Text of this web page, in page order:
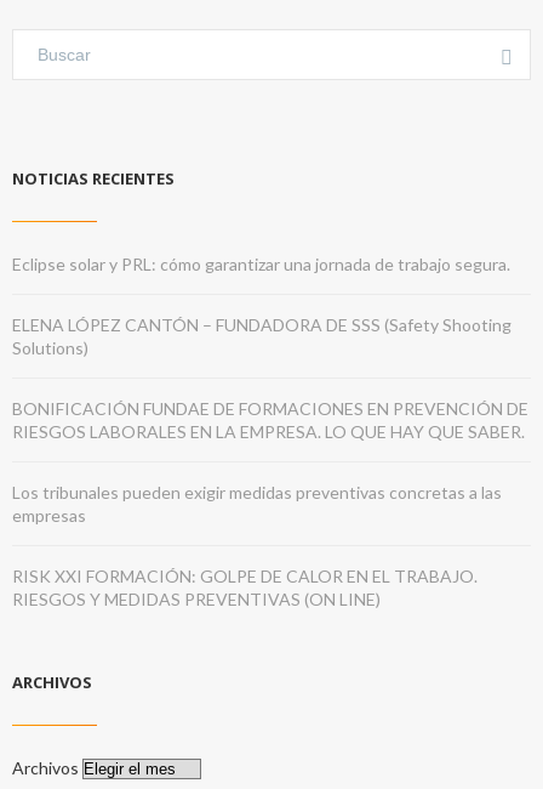
NOTICIAS RECIENTES
Eclipse solar y PRL: cómo garantizar una jornada de trabajo segura.
ELENA LÓPEZ CANTÓN – FUNDADORA DE SSS (Safety Shooting
Solutions)
BONIFICACIÓN FUNDAE DE FORMACIONES EN PREVENCIÓN DE
RIESGOS LABORALES EN LA EMPRESA. LO QUE HAY QUE SABER.
Los tribunales pueden exigir medidas preventivas concretas a las
empresas
RISK XXI FORMACIÓN: GOLPE DE CALOR EN EL TRABAJO.
RIESGOS Y MEDIDAS PREVENTIVAS (ON LINE)
ARCHIVOS
Archivos